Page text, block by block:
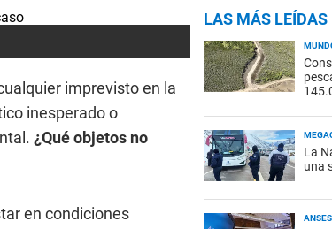
imprevisto en la
inesperado o
¿Qué objetos no
en condiciones
LAS MÁS LEÍDAS
La
una
ANSES